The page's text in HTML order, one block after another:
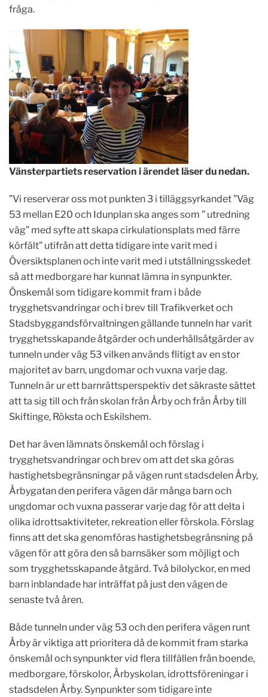
fråga.
Vänsterpartiets reservation i ärendet läser du nedan.
”Vi reserverar oss mot punkten 3 i tilläggsyrkandet ”Väg
53 mellan E20 och Idunplan ska anges som ” utredning
väg” med syfte att skapa cirkulationsplats med färre
körfält” utifrån att detta tidigare inte varit med i
Översiktsplanen och inte varit med i utställningsskedet
så att medborgare har kunnat lämna in synpunkter.
Önskemål som tidigare kommit fram i både
trygghetsvandringar och i brev till Trafikverket och
Stadsbyggandsförvaltningen gällande tunneln har varit
trygghetsskapande åtgärder och underhållsåtgärder av
tunneln under väg 53 vilken används flitigt av en stor
majoritet av barn, ungdomar och vuxna varje dag.
Tunneln är ur ett barnrättsperspektiv det säkraste sättet
att ta sig till och från skolan från Årby och från Årby till
Skiftinge, Röksta och Eskilshem.
Det har även lämnats önskemål och förslag i
trygghetsvandringar och brev om att det ska göras
hastighetsbegränsningar på vägen runt stadsdelen Årby,
Årbygatan den perifera vägen där många barn och
ungdomar och vuxna passerar varje dag för att delta i
olika idrottsaktiviteter, rekreation eller förskola. Förslag
finns att det ska genomföras hastighetsbegränsning på
vägen för att göra den så barnsäker som möjligt och
som trygghetsskapande åtgärd. Två bilolyckor, en med
barn inblandade har inträffat på just den vägen de
senaste två åren.
Både tunneln under väg 53 och den perifera vägen runt
Årby är viktiga att prioritera då de kommit fram starka
önskemål och synpunkter vid flera tillfällen från boende,
medborgare, förskolor, Årbyskolan, idrottsföreningar i
stadsdelen Årby. Synpunkter som tidigare inte